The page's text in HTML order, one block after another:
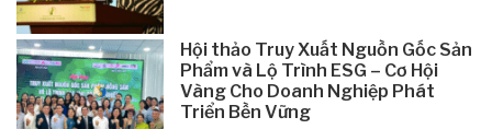
Hội thảo Truy Xuất Nguồn Gốc Sản
Phẩm và Lộ Trình ESG – Cơ Hội
Vàng Cho Doanh Nghiệp Phát
Triển Bền Vững